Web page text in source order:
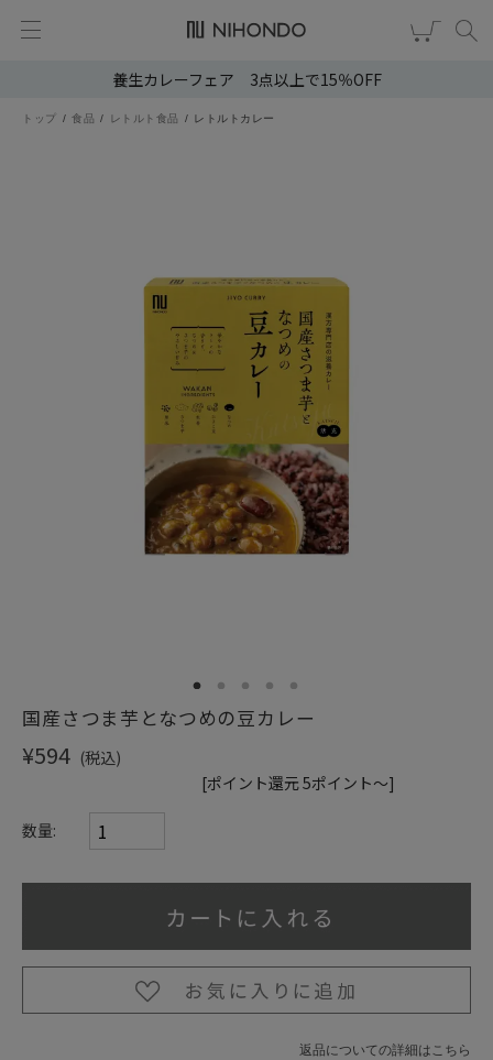
養生カレーフェア 3点以上で15％OFF
トップ 食品 レトルト食品 レトルトカレー
1 2 3 4 5
国産さつま芋となつめの豆カレー
¥594 (税込)
[ポイント還元 5ポイント～]
数量:
返品についての詳細はこちら
新規会員登録 ログイン
ショッピングガイド